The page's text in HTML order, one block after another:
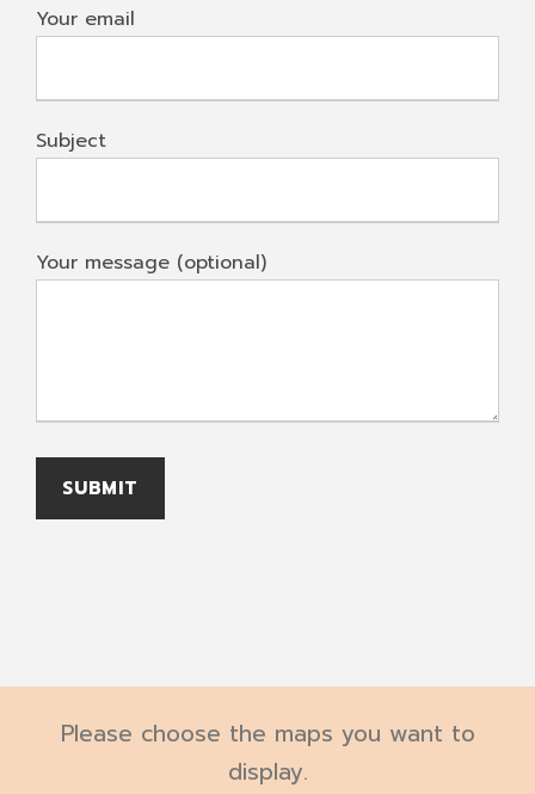
Your email
Subject
Your message (optional)
Please choose the maps you want to
display.